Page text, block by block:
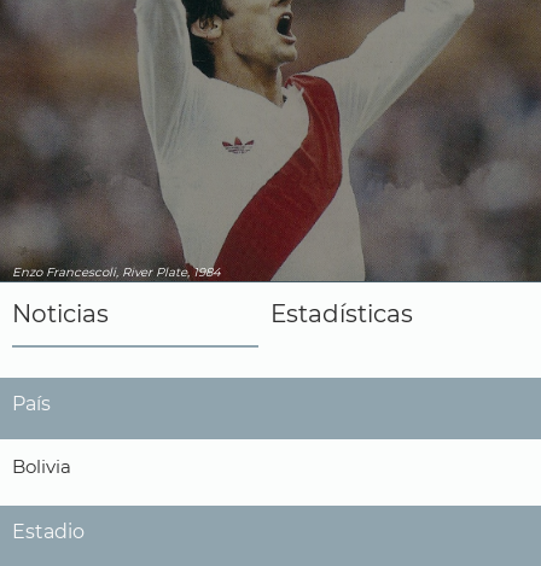
Enzo Francescoli, River Plate, 1984
Noticias Estadísticas
País
Bolivia
Estadio